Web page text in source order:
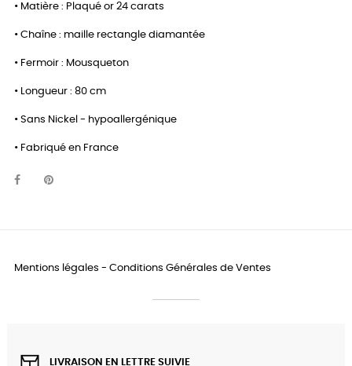
• Matière : Plaqué or 24 carats
• Chaîne : maille rectangle diamantée
• Fermoir : Mousqueton
• Longueur : 80 cm
• Sans Nickel - hypoallergénique
• Fabriqué en France
Mentions légales - Conditions Générales de Ventes
LIVRAISON EN LETTRE SUIVIE